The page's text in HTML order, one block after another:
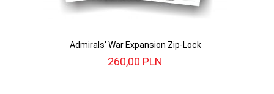
Admirals' War Expansion Zip-Lock
260,00 PLN